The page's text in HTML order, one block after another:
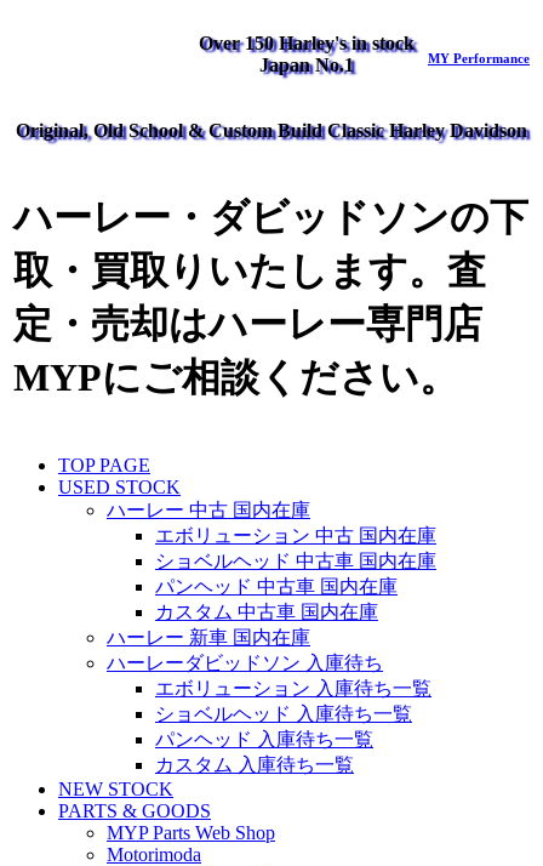
Over 150 Harley's in stock
Japan No.1
MY Performance
Original, Old School & Custom Build Classic Harley Davidson
ハーレー・ダビッドソンの下
取・買取りいたします。査
定・売却はハーレー専門店
MYPにご相談ください。
TOP PAGE
USED STOCK
ハーレー 中古 国内在庫
エボリューション 中古 国内在庫
ショベルヘッド 中古車 国内在庫
パンヘッド 中古車 国内在庫
カスタム 中古車 国内在庫
ハーレー 新車 国内在庫
ハーレーダビッドソン 入庫待ち
エボリューション 入庫待ち一覧
ショベルヘッド 入庫待ち一覧
パンヘッド 入庫待ち一覧
カスタム 入庫待ち一覧
NEW STOCK
PARTS & GOODS
MYP Parts Web Shop
Motorimoda